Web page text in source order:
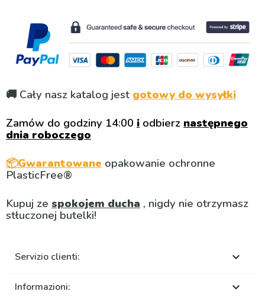
🚚 Cały nasz katalog jest gotowy do wysyłki
Zamów do godziny 14:00 i odbierz następnego
dnia roboczego
📦Gwarantowane opakowanie ochronne
PlasticFree®
Kupuj ze spokojem ducha , nigdy nie otrzymasz
stłuczonej butelki!
Servizio clienti: 
Informazioni: 